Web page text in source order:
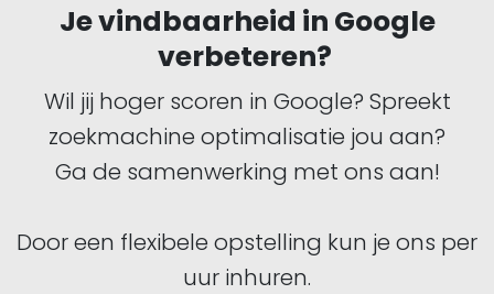
Je vindbaarheid in Google
verbeteren?
Wil jij hoger scoren in Google? Spreekt
zoekmachine optimalisatie jou aan?
Ga de samenwerking met ons aan!
Door een flexibele opstelling kun je ons per
uur inhuren.